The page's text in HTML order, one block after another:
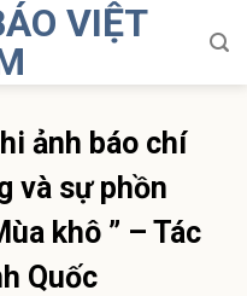
VIỆT
ảnh báo chí
và sự phồn
khô ” – Tác
Quốc